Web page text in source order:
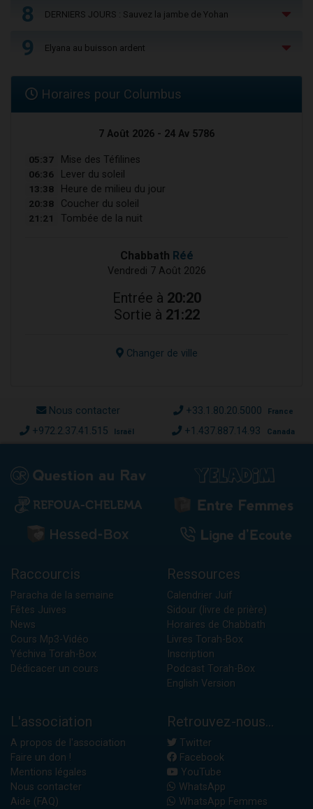
8 DERNIERS JOURS : Sauvez la jambe de Yohan
9 Elyana au buisson ardent
Horaires pour Columbus
7 Août 2026 - 24 Av 5786
05:37 Mise des Téfilines
06:36 Lever du soleil
13:38 Heure de milieu du jour
20:38 Coucher du soleil
21:21 Tombée de la nuit
Chabbath Réé
Vendredi 7 Août 2026
Entrée à 20:20
Sortie à 21:22
Changer de ville
Nous contacter +33.1.80.20.5000 France
+972.2.37.41.515 Israël +1.437.887.14.93 Canada
Raccourcis
Paracha de la semaine
Fêtes Juives
News
Cours Mp3-Vidéo
Yéchiva Torah-Box
Dédicacer un cours
Ressources
Calendrier Juif
Sidour (livre de prière)
Horaires de Chabbath
Livres Torah-Box
Inscription
Podcast Torah-Box
English Version
L'association
A propos de l'association
Faire un don !
Mentions légales
Nous contacter
Aide (FAQ)
Retrouvez-nous...
Twitter
Facebook
YouTube
WhatsApp
WhatsApp Femmes